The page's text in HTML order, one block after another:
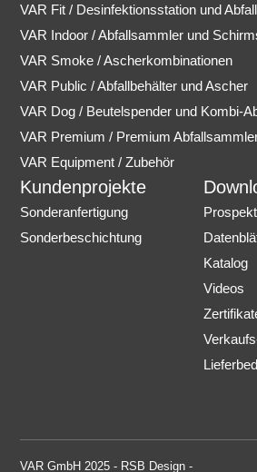
VAR Fit / Desinfektionsstation und
VAR Indoor / Abfallsammler und
VAR Smoke / Ascherkombinationen
VAR Public / Abfallbehälter und Ascher
VAR Dog / Beutelspender und Kombi-
VAR Premium / Premium
VAR Equipment / Zubehör
Kundenprojekte
Sonderanfertigung
Sonderbeschichtung
Katalog
Videos
VAR GmbH 2025 - RSB Design -